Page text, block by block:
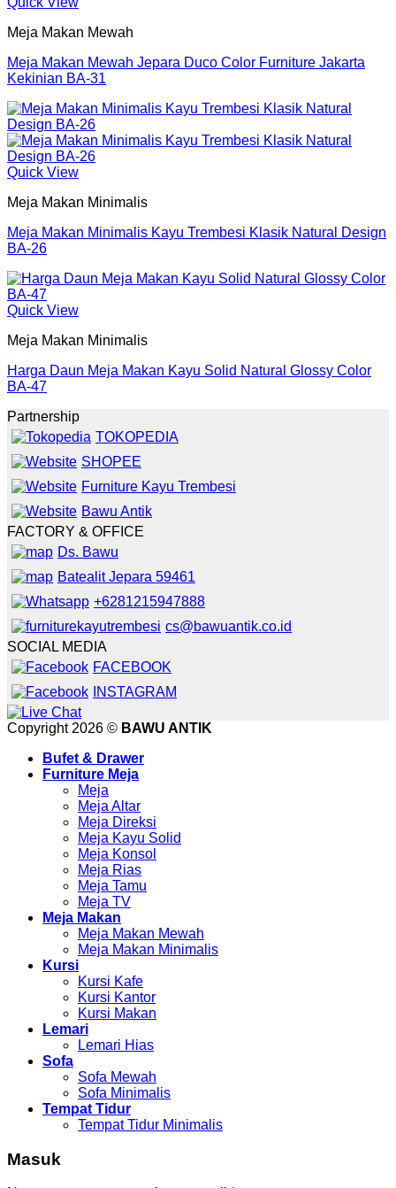
Meja Makan Mewah
Meja Makan Mewah Jepara Duco Color Furniture Jakarta
Kekinian BA-31
Quick View
Meja Makan Minimalis
Meja Makan Minimalis Kayu Trembesi Klasik Natural Design
BA-26
Quick View
Meja Makan Minimalis
Harga Daun Meja Makan Kayu Solid Natural Glossy Color
BA-47
Partnership
TOKOPEDIA
SHOPEE
Furniture Kayu Trembesi
Bawu Antik
FACTORY & OFFICE
Ds. Bawu
Batealit Jepara 59461
+6281215947888
cs@bawuantik.co.id
SOCIAL MEDIA
FACEBOOK
INSTAGRAM
Copyright 2026 © BAWU ANTIK
Bufet & Drawer
Furniture Meja
Meja
Meja Altar
Meja Direksi
Meja Kayu Solid
Meja Konsol
Meja Rias
Meja Tamu
Meja TV
Meja Makan
Meja Makan Mewah
Meja Makan Minimalis
Kursi
Kursi Kafe
Kursi Kantor
Kursi Makan
Lemari
Lemari Hias
Sofa
Sofa Mewah
Sofa Minimalis
Tempat Tidur
Tempat Tidur Minimalis
Masuk